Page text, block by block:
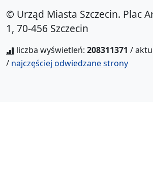
© Urząd Miasta Szczecin. Plac
1, 70-456 Szczecin
liczba wyświetleń: 208311371 /
/ najczęściej odwiedzane strony